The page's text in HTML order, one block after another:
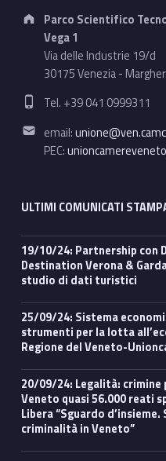
Address:
Parco Scientifico
Vega 1
Via delle Industrie 19/d
30175 Venezia -
Phone number:
Tel. +39 041 0999311
Email address:
email:
PEC:
ULTIMI COMUNICATI
19/10/24: Partnership con DMO Dolomiti Bellunesi e
Destination Verona &
studio di dati turistici
25/09/24: Sistema economico e legalità, regole e
strumenti per la lotta
Regione del Veneto-
20/09/24: Legalità: crimine proliferato in pandemia, in
Veneto quasi 56.000 reati
Libera “Sguardo
criminalità in Veneto”